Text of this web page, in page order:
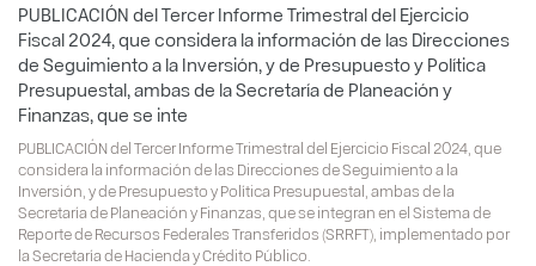
PUBLICACIÓN del Tercer Informe Trimestral del Ejercicio
Fiscal 2024, que considera la información de las Direcciones
de Seguimiento a la Inversión, y de Presupuesto y Política
Presupuestal, ambas de la Secretaría de Planeación y
Finanzas, que se inte
PUBLICACIÓN del Tercer Informe Trimestral del Ejercicio Fiscal 2024, que
considera la información de las Direcciones de Seguimiento a la
Inversión, y de Presupuesto y Política Presupuestal, ambas de la
Secretaría de Planeación y Finanzas, que se integran en el Sistema de
Reporte de Recursos Federales Transferidos (SRRFT), implementado por
la Secretaría de Hacienda y Crédito Público.